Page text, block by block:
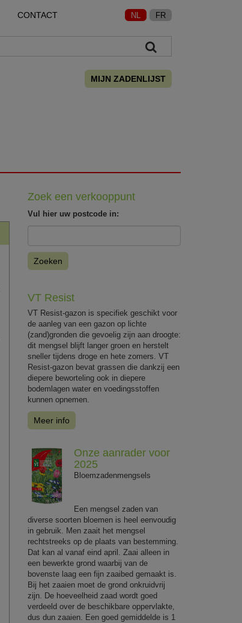
CONTACT NL FR
MIJN ZADENLIJST
Zoek een verkooppunt
Vul hier uw postcode in:
Zoeken
VT Resist
VT Resist-gazon is specifiek geschikt voor
de aanleg van een gazon op lichte
(zand)gronden die gevoelig zijn aan droogte:
dit mengsel blijft langer groen en herstelt
sneller tijdens droge en hete zomers. VT
Resist-gazon bevat grassen die dankzij een
diepere beworteling ook in diepere
bodemlagen water en voedingsstoffen
kunnen opnemen.
Meer info
Onze aanrader voor
2025
Bloemzadenmengsels
Een mengsel zaden van
diverse soorten bloemen is heel eenvoudig
in gebruik. Men zaait het mengsel
rechtstreeks op de plaats van bestemming.
Dat kan al vanaf eind april. Zaai alleen in
een bewerkte grond waarbij van de
bovenste laag een fijn zaaibed gemaakt is.
Bij het zaaien moet de grond onkruidvrij
zijn. De hoeveelheid zaad wordt goed
verdeeld over de beschikbare oppervlakte,
dus dun zaaien. Een goed gemiddelde is 1